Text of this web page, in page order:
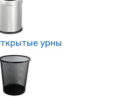
урны